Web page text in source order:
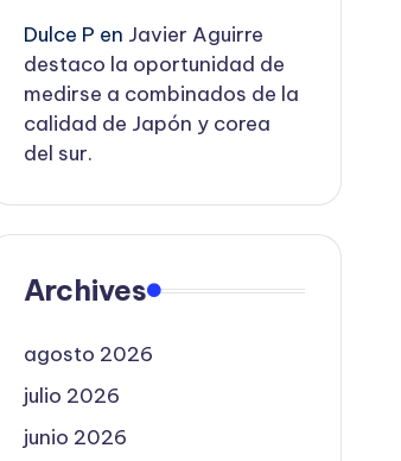
Dulce P en Javier Aguirre
destaco la oportunidad de
medirse a combinados de la
calidad de Japón y corea
del sur.
Archives
agosto 2026
julio 2026
junio 2026